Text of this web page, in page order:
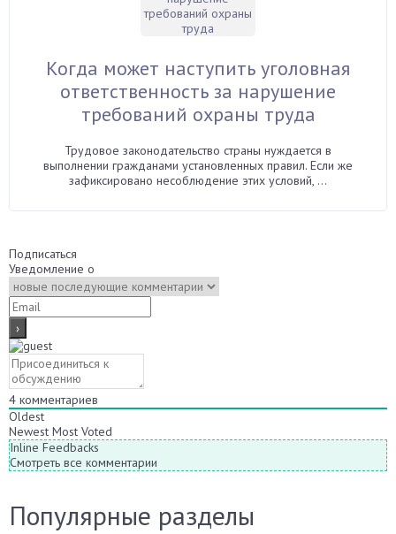
Когда может наступить уголовная
ответственность за нарушение
требований охраны труда
Трудовое законодательство страны нуждается в
выполнении гражданами установленных правил. Если же
зафиксировано несоблюдение этих условий, ...
Подписаться
Уведомление о
4 комментариев
Oldest
Newest Most Voted
Inline Feedbacks
Смотреть все комментарии
Популярные разделы